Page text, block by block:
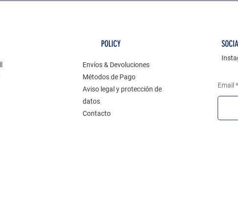
POLICY
Envíos & Devoluciones
Métodos de Pago
Aviso legal y protección de
datos
Contacto
Email